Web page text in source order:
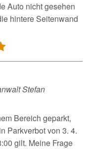
Auto nicht gesehen
hintere Seitenwand
Stefan
Bereich geparkt,
Parkverbot von 3. 4.
gilt. Meine Frage